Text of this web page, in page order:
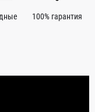
100% гарантия